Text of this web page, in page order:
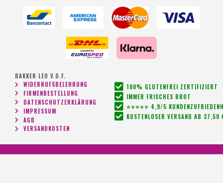
BAKKER LEO V.O.F.
WIDERRUFSBELEHRUNG
FIRMENBESTELLUNG
DATENSCHUTZERKLÄRUNG
IMPRESSUM
AGB
VERSANDKOSTEN
100% GLUTENFREI ZERTIFIZIERT
IMMER FRISCHES BROT
⭐⭐⭐⭐⭐ 4,9/5
KOSTENLOSER VERSAND AB 37,50